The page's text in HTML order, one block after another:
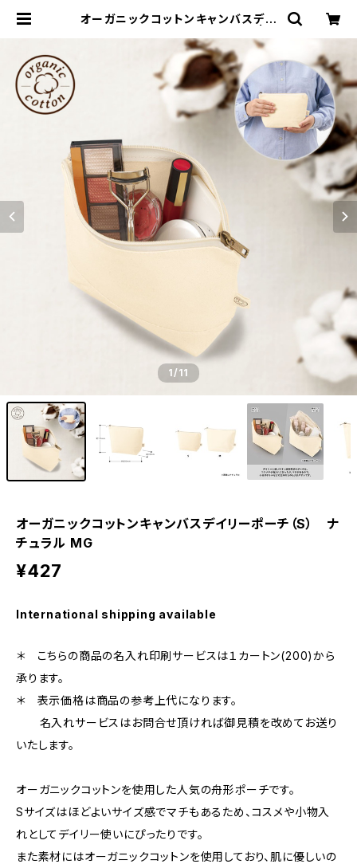
オーガニックコットンキャンバスデイ
入れノベルティ販促 ミスターギフト
1/11
オーガニックコットンキャンバスデイリーポーチ（S） ナ
チュラル MG
¥427
International shipping available
＊ こちらの商品の名入れ印刷サービスは１カートン(200)から
承ります。
＊ 表示価格は商品の参考上代になります。
名入れサービスはお問合せ頂ければ御見積を改めてお送り
いたします。
オーガニックコットンを使用した人気の舟形ポーチです。
Sサイズはほどよいサイズ感でマチもあるため、コスメや小物入
れとしてデイリー使いにぴったりです。
また素材にはオーガニックコットンを使用しており、肌に優しいの